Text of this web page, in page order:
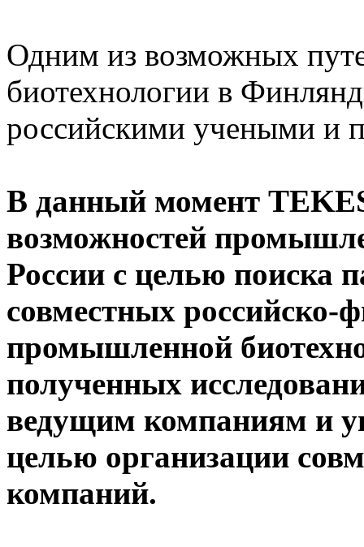
Одним из возможных
биотехнологии в
российскими учеными и
В данный момент
возможностей
России с целью поиска
совместных российско-
промышленной
полученных
ведущим компаниям и
целью организации
компаний.